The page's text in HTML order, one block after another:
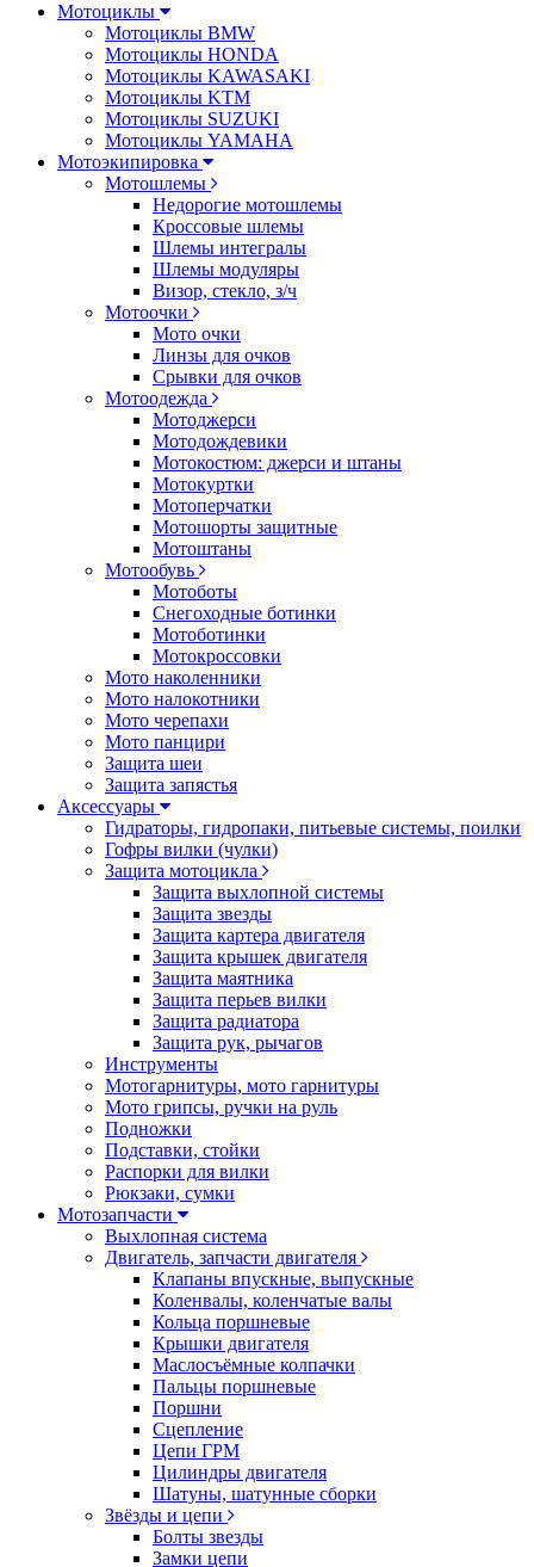
Мотоциклы
Мотоциклы BMW
Мотоциклы HONDA
Мотоциклы KAWASAKI
Мотоциклы KTM
Мотоциклы SUZUKI
Мотоциклы YAMAHA
Мотоэкипировка
Мотошлемы
Недорогие мотошлемы
Кроссовые шлемы
Шлемы интегралы
Шлемы модуляры
Визор, стекло, з/ч
Мотоочки
Мото очки
Линзы для очков
Срывки для очков
Мотоодежда
Мотоджерси
Мотодождевики
Мотокостюм: джерси и штаны
Мотокуртки
Мотоперчатки
Мотошорты защитные
Мотоштаны
Мотообувь
Мотоботы
Снегоходные ботинки
Мотоботинки
Мотокроссовки
Мото наколенники
Мото налокотники
Мото черепахи
Мото панцири
Защита шеи
Защита запястья
Аксессуары
Гидраторы, гидропаки, питьевые системы, поилки
Гофры вилки (чулки)
Защита мотоцикла
Защита выхлопной системы
Защита звезды
Защита картера двигателя
Защита крышек двигателя
Защита маятника
Защита перьев вилки
Защита радиатора
Защита рук, рычагов
Инструменты
Мотогарнитуры, мото гарнитуры
Мото грипсы, ручки на руль
Подножки
Подставки, стойки
Распорки для вилки
Рюкзаки, сумки
Мотозапчасти
Выхлопная система
Двигатель, запчасти двигателя
Клапаны впускные, выпускные
Коленвалы, коленчатые валы
Кольца поршневые
Крышки двигателя
Маслосъёмные колпачки
Пальцы поршневые
Поршни
Сцепление
Цепи ГРМ
Цилиндры двигателя
Шатуны, шатунные сборки
Звёзды и цепи
Болты звезды
Замки цепи